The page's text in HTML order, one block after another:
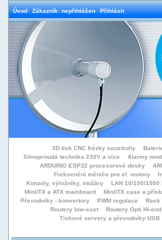
Úvod Zákazník: nepřihlášen Přihlásit
3D tisk CNC frézky soustruhy
Silnoproudá technika 230V a více
Alarmy
ARDUINO ESP32 procesorové desky
Frekvenční měniče pro el. motory
Konzoly, výložníky, stožáry
LAN 10/100/1000
MiniITX a ATX mainboard
MiniITX case a
Převodníky - konvertory
PWM regulace Rack
Routery low-cost
Routery Opti Hi-end
Tiskové servery a převodníky USB